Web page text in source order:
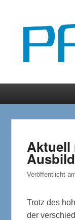
PFH
Gemeinsam
Aktuell
Veröffentlicht
Trotz des
der